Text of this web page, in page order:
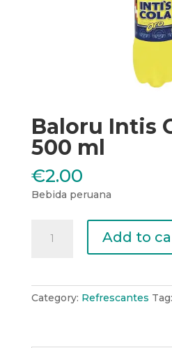
Baloru Intis
500 ml
€2.00
Bebida peruana
Intis
Add to
Category: Refrescantes Tag: